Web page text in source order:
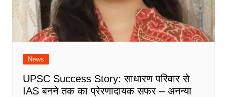
News
UPSC Success Story: साधारण परिवार से
IAS बनने तक का प्रेरणादायक सफर – अनन्या